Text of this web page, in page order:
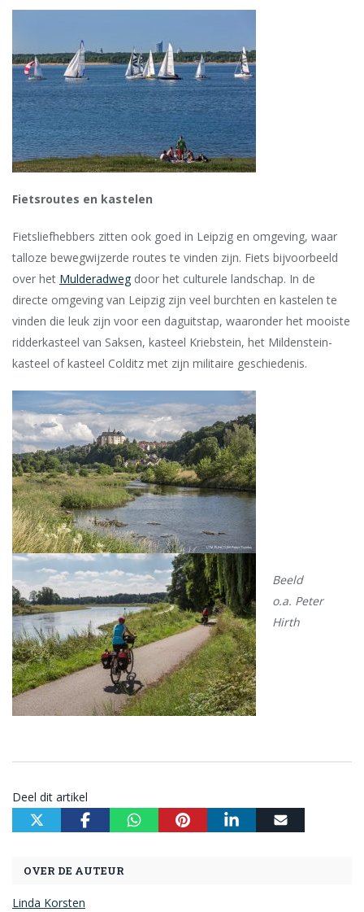
Fietsroutes en kastelen
Fietsliefhebbers zitten ook goed in Leipzig en omgeving, waar
talloze bewegwijzerde routes te vinden zijn. Fiets bijvoorbeeld
over het Mulderadweg door het culturele landschap. In de
directe omgeving van Leipzig zijn veel burchten en kastelen te
vinden die leuk zijn voor een daguitstap, waaronder het mooiste
ridderkasteel van Saksen, kasteel Kriebstein, het Mildenstein-
kasteel of kasteel Colditz met zijn militaire geschiedenis.
Beeld
o.a. Peter
Hirth
Deel dit artikel
OVER DE AUTEUR
Linda Korsten